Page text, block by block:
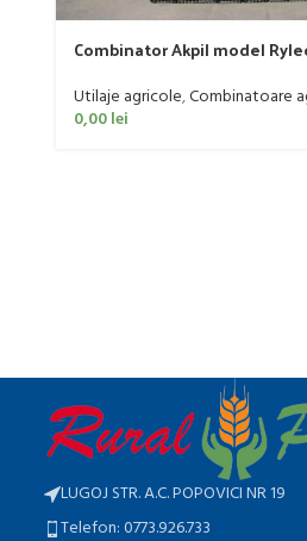
Combinator Akpil model
Utilaje agricole,Combinatoare
0,00lei
LUGOJ STR. A.C. POPOVICI NR 19
Telefon: 0773.926.733